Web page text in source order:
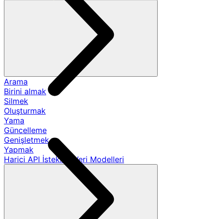
Arama
Birini almak
Silmek
Oluşturmak
Yama
Güncelleme
Genişletmek
Yapmak
Harici API İstekleri Veri Modelleri